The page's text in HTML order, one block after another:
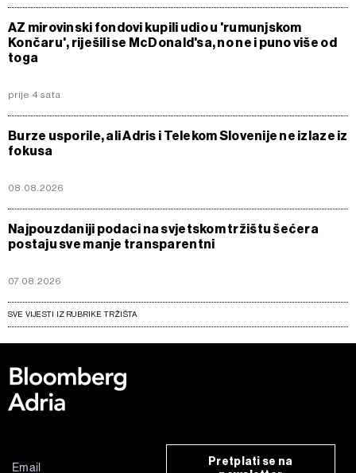
AZ mirovinski fondovi kupili udio u 'rumunjskom
Končaru', riješili se McDonald'sa, no ne i puno više od
toga
prije 4 sata
Burze usporile, ali Adris i Telekom Slovenije ne izlaze iz
fokusa
08.08.2026
Najpouzdaniji podaci na svjetskom tržištu šećera
postaju sve manje transparentni
07.08.2026
SVE VIJESTI IZ RUBRIKE TRŽIŠTA
Pretplati se na